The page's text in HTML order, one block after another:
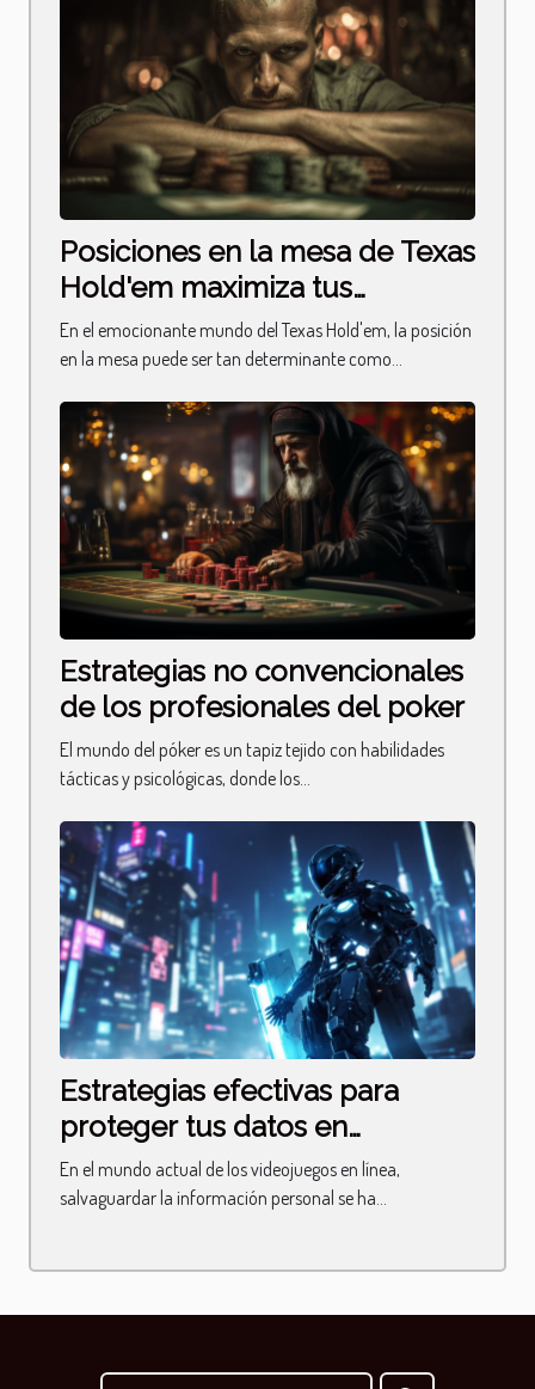
Posiciones en la mesa de Texas
Hold'em maximiza tus
ganancias
En el emocionante mundo del Texas Hold'em, la posición
en la mesa puede ser tan determinante como...
Estrategias no convencionales
de los profesionales del poker
El mundo del póker es un tapiz tejido con habilidades
tácticas y psicológicas, donde los...
Estrategias efectivas para
proteger tus datos en
plataformas de juego
En el mundo actual de los videojuegos en línea,
salvaguardar la información personal se ha...